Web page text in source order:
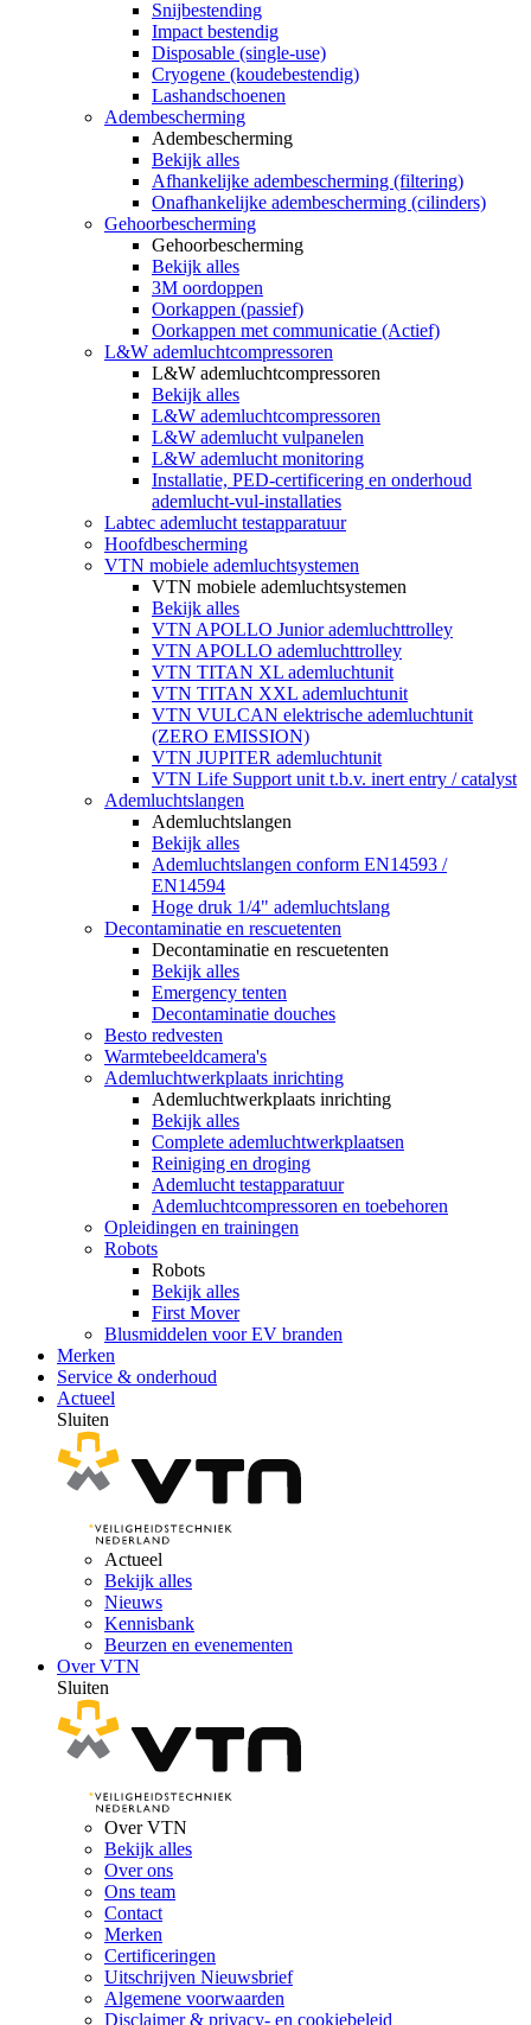
Snijbestending
Impact bestendig
Disposable (single-use)
Cryogene (koudebestendig)
Lashandschoenen
Adembescherming
Adembescherming
Bekijk alles
Afhankelijke adembescherming (filtering)
Onafhankelijke adembescherming (cilinders)
Gehoorbescherming
Gehoorbescherming
Bekijk alles
3M oordoppen
Oorkappen (passief)
Oorkappen met communicatie (Actief)
L&W ademluchtcompressoren
L&W ademluchtcompressoren
Bekijk alles
L&W ademluchtcompressoren
L&W ademlucht vulpanelen
L&W ademlucht monitoring
Installatie, PED-certificering en onderhoud
ademlucht-vul-installaties
Labtec ademlucht testapparatuur
Hoofdbescherming
VTN mobiele ademluchtsystemen
VTN mobiele ademluchtsystemen
Bekijk alles
VTN APOLLO Junior ademluchttrolley
VTN APOLLO ademluchttrolley
VTN TITAN XL ademluchtunit
VTN TITAN XXL ademluchtunit
VTN VULCAN elektrische ademluchtunit
(ZERO EMISSION)
VTN JUPITER ademluchtunit
VTN Life Support unit t.b.v. inert entry / catalyst
Ademluchtslangen
Ademluchtslangen
Bekijk alles
Ademluchtslangen conform EN14593 /
EN14594
Hoge druk 1/4" ademluchtslang
Decontaminatie en rescuetenten
Decontaminatie en rescuetenten
Bekijk alles
Emergency tenten
Decontaminatie douches
Besto redvesten
Warmtebeeldcamera's
Ademluchtwerkplaats inrichting
Ademluchtwerkplaats inrichting
Bekijk alles
Complete ademluchtwerkplaatsen
Reiniging en droging
Ademlucht testapparatuur
Ademluchtcompressoren en toebehoren
Opleidingen en trainingen
Robots
Robots
Bekijk alles
First Mover
Blusmiddelen voor EV branden
Merken
Service & onderhoud
Actueel
Sluiten
Actueel
Bekijk alles
Nieuws
Kennisbank
Beurzen en evenementen
Over VTN
Sluiten
Over VTN
Bekijk alles
Over ons
Ons team
Contact
Merken
Certificeringen
Uitschrijven Nieuwsbrief
Algemene voorwaarden
Disclaimer & privacy- en cookiebeleid